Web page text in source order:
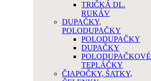
TRIČKÁ DL.
RUKÁV
DUPAČKY,
POLODUPAČKY
POLODUPAČKY
DUPAČKY
POLODUPAČKOVÉ
TEPLÁČKY
ČIAPOČKY, ŠATKY,